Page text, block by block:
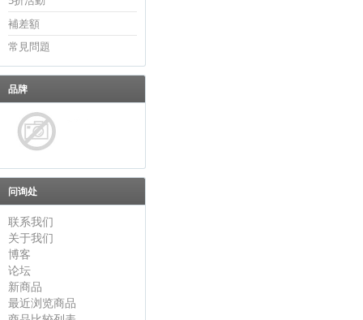
補差額
常見問題
品牌
问询处
联系我们
关于我们
博客
论坛
新商品
最近浏览商品